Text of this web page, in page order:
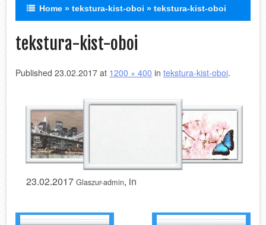
Пескоструй
УФ печать
ЛЭД зеркала
Стеклянный фартук
Обработка
Покраска по RAL
Профиля
Home »tekstura-kist-oboi »tekstura-kist-oboi
tekstura-kist-oboi
Published23.02.2017 at 1200 × 400 intekstura-kist-oboi.
23.02.2017 Glaszur-admin, in